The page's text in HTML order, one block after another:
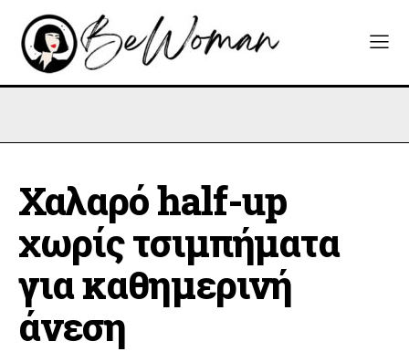
Χαλαρό half-up
χωρίς τσιμπήματα
για καθημερινή
άνεση